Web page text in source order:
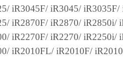
れかの条項またはその一部
された場合でも、その他の
iR3045F/ iR3045/ iR3035F/
iR2870F/ iR2870/ iR2850i/
iR2270F/ iR2270/ iR2250i/
iR2010FL/ iR2010F/